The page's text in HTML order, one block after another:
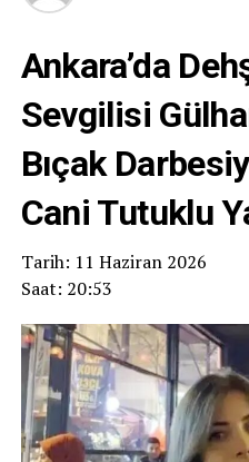
Ankara’da
Sevgilisi
Bıçak
Cani Tutuklu
Tarih: 11 Haziran 2026
Saat: 20:53